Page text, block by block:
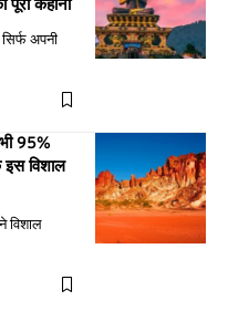
कहानी
अपनी
95%
इस विशाल
विशाल